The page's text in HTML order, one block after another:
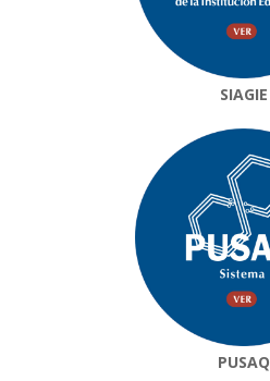
SIAGIE
PUSAQ